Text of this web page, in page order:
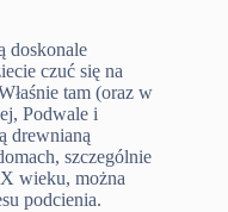
doskonale
czuć się na
tam (oraz w
Podwale i
drewnianą
szczególnie
wieku, można
podcienia.